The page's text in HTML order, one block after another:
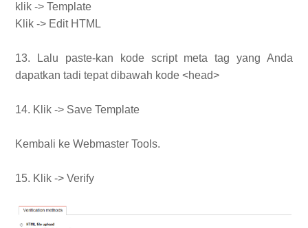
klik -> Template
Klik -> Edit HTML
13. Lalu paste-kan kode script meta tag yang Anda
dapatkan tadi tepat dibawah kode <head>
14. Klik -> Save Template
Kembali ke Webmaster Tools.
15. Klik -> Verify